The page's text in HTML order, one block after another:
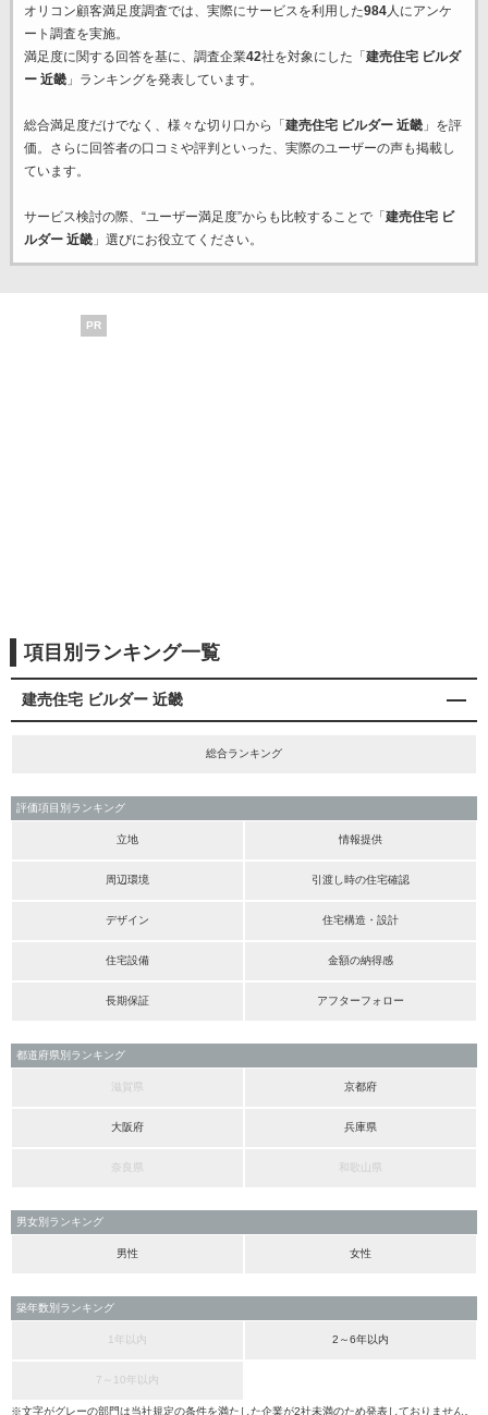
オリコン顧客満足度調査では、実際にサービスを利用した984人にアンケ
ート調査を実施。
満足度に関する回答を基に、調査企業42社を対象にした「 建売住宅 ビルダ
ー 近畿」ランキングを発表しています。
総合満足度だけでなく、様々な切り口から「 建売住宅 ビルダー 近畿」を評
価。さらに回答者の口コミや評判といった、実際のユーザーの声も掲載し
ています。
サービス検討の際、“ユーザー満足度”からも比較することで「 建売住宅 ビ
ルダー 近畿」選びにお役立てください。
PR
項目別ランキング一覧
建売住宅 ビルダー 近畿
総合ランキング
評価項目別ランキング
立地 情報提供
周辺環境 引渡し時の住宅確認
デザイン 住宅構造・設計
住宅設備 金額の納得感
長期保証 アフターフォロー
都道府県別ランキング
滋賀県 京都府
大阪府 兵庫県
奈良県 和歌山県
男女別ランキング
男性 女性
築年数別ランキング
1年以内 2～6年以内
7～10年以内
※文字がグレーの部門は当社規定の条件を満たした企業が2社未満のため発表しておりません。